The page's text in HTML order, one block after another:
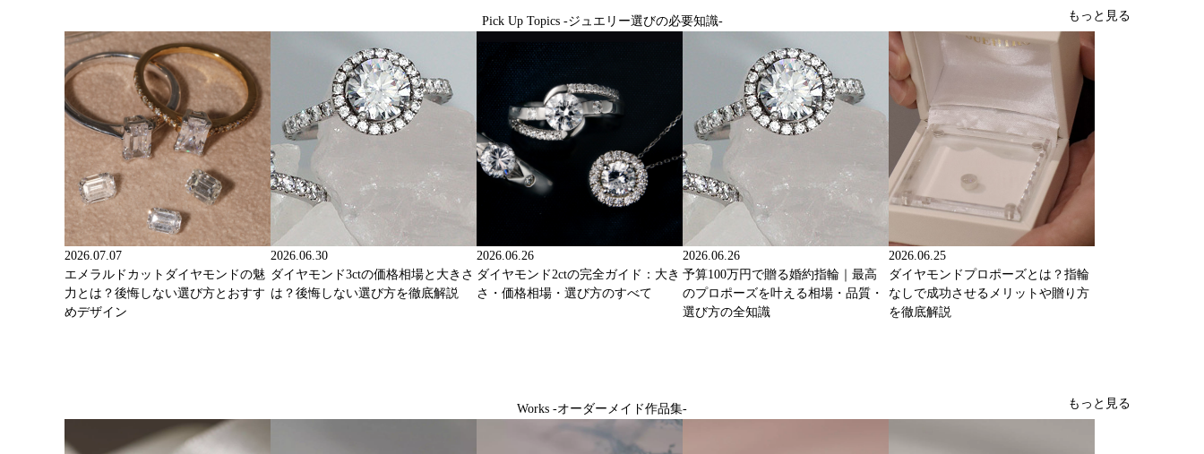
Pick Up Topics -ジュエリー選びの必要知識- もっと見る
2026.07.07
エメラルドカットダイヤモンドの魅
力とは？後悔しない選び方とおすす
めデザイン
2026.06.30
ダイヤモンド3ctの価格相場と大きさ
は？後悔しない選び方を徹底解説
2026.06.26
ダイヤモンド2ctの完全ガイド：大き
さ・価格相場・選び方のすべて
2026.06.26
予算100万円で贈る婚約指輪｜最高
のプロポーズを叶える相場・品質・
選び方の全知識
2026.06.25
ダイヤモンドプロポーズとは？指輪
なしで成功させるメリットや贈り方
を徹底解説
Works -オーダーメイド作品集- もっと見る